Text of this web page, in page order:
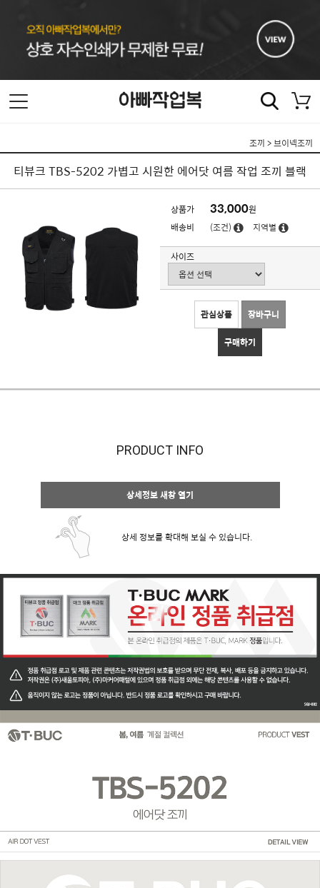
조끼 >브이넥조끼
티뷰크 TBS-5202 가볍고 시원한 에어닷 여름 작업 조끼 블랙
상품가 33,000원
배송비
(조건) 지역별
사이즈
관심상품 장바구니
구매하기
PRODUCT INFO
상세정보 새창 열기
상세 정보를 확대해 보실 수 있습니다.